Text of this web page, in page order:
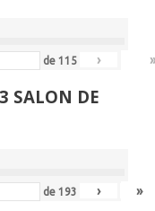
de115 ›
SALON DE
de193 › »